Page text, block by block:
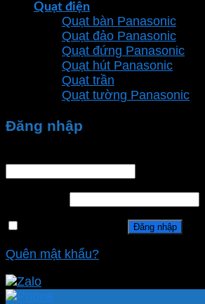
Quạt điện
Quạt bàn Panasonic
Quạt đảo Panasonic
Quạt đứng Panasonic
Quạt hút Panasonic
Quạt trần
Quạt tường Panasonic
Đăng nhập
Đăng nhập
Quên mật khẩu?